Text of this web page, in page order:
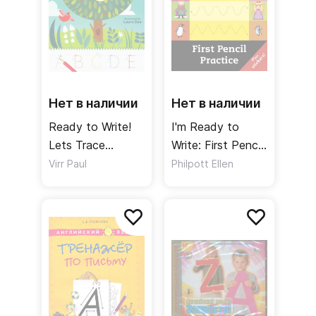
Нет в наличии
Ready to Write!
Lets Trace
Letters
Virr Paul
Нет в наличии
I'm Ready to
Write: First Pencil
Practice - Sticker
Philpott Ellen